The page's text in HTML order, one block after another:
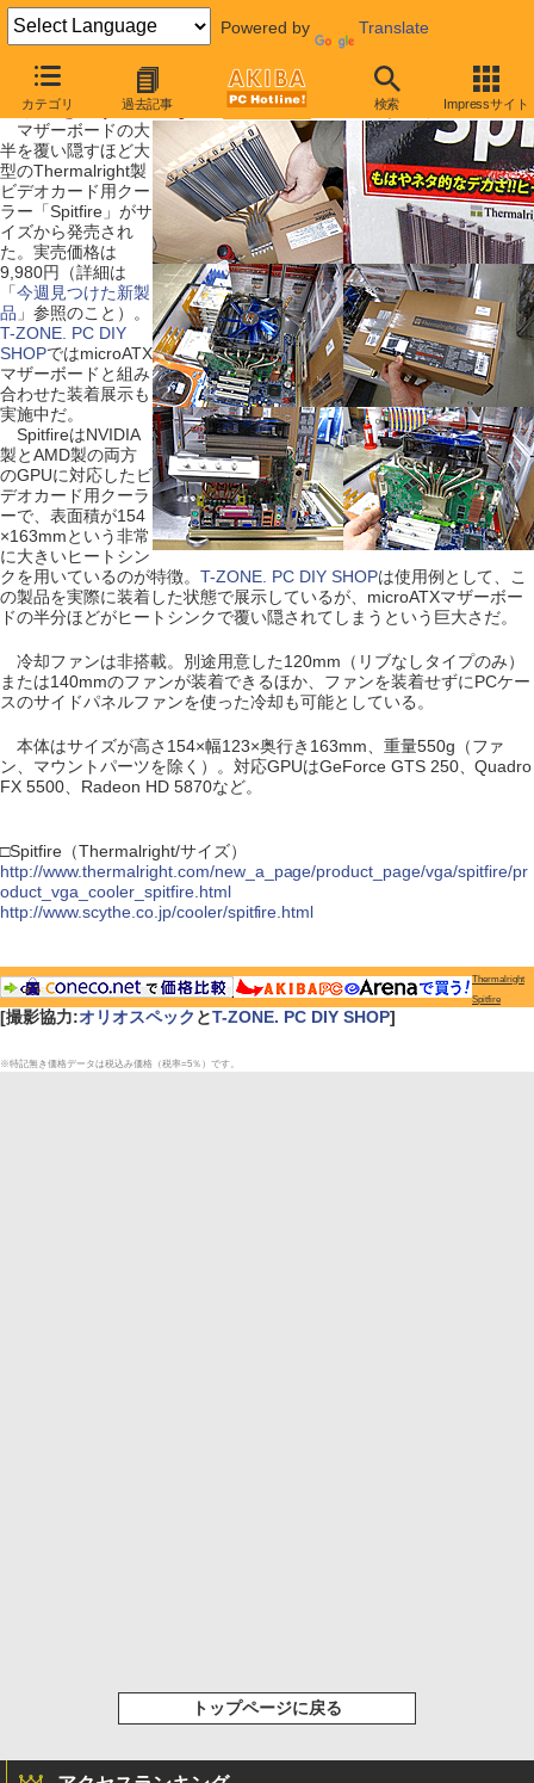
Powered by Translate
カテゴリ 過去記事 検索 Impressサイト
【 2010年1月23日号 】
マザーを覆う、巨大なビデオカードクーラーが登場
マザーボードの大
半を覆い隠すほど大
型のThermalright製
ビデオカード用クー
ラー「Spitfire」がサ
イズから発売され
た。実売価格は
9,980円（詳細は
「今週見つけた新製
品 」参照のこと）。
T-ZONE. PC DIY
SHOPではmicroATX
マザーボードと組み
合わせた装着展示も
実施中だ。
SpitfireはNVIDIA
製とAMD製の両方
のGPUに対応したビ
デオカード用クーラ
ーで、表面積が154
×163mmという非常
に大きいヒートシン
クを用いているのが特徴。 T-ZONE. PC DIY SHOPは使用例として、こ
の製品を実際に装着した状態で展示しているが、microATXマザーボー
ドの半分ほどがヒートシンクで覆い隠されてしまうという巨大さだ。
冷却ファンは非搭載。別途用意した120mm（リブなしタイプのみ）
または140mmのファンが装着できるほか、ファンを装着せずにPCケー
スのサイドパネルファンを使った冷却も可能としている。
本体はサイズが高さ154×幅123×奥行き163mm、重量550g（ファ
ン、マウントパーツを除く）。対応GPUはGeForce GTS 250、Quadro
FX 5500、Radeon HD 5870など。
□Spitfire（Thermalright/サイズ）
http://www.thermalright.com/new_a_page/product_page/vga/spitfire/pr
oduct_vga_cooler_spitfire.html
http://www.scythe.co.jp/cooler/spitfire.html
Thermalright
Spitfire
[撮影協力:オリオスペック とT-ZONE. PC DIY SHOP]
※特記無き価格データは税込み価格（税率=5％）です。
トップページに戻る